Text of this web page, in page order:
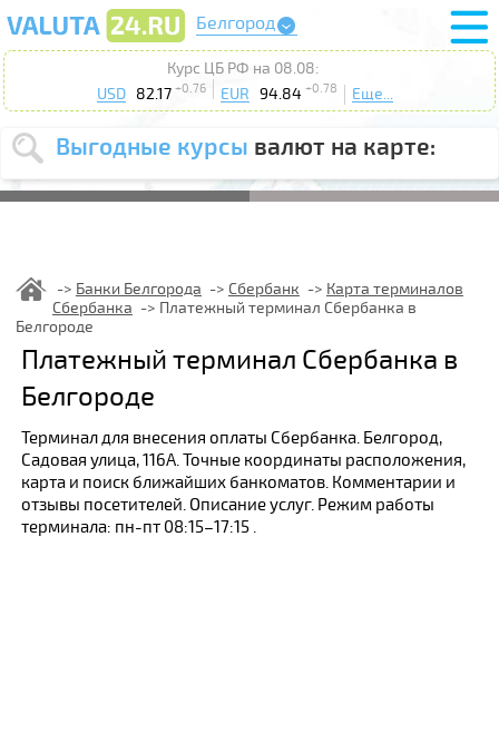
Белгород
Курс ЦБ РФ на 08.08:
USD
82.17 +0.76 EUR 94.84 +0.78 Еще...
Выгодные курсы валют на карте:
Выберите
USD EUR
курс от
Выберите
действие
Банки Белгорода Сбербанк
Карта терминалов
Сбербанка
Платежный терминал Сбербанка в
Белгороде
Платежный терминал Сбербанка в
Белгороде
Терминал для внесения оплаты Сбербанка. Белгород,
Садовая улица, 116А. Точные координаты расположения,
карта и поиск ближайших банкоматов. Комментарии и
отзывы посетителей. Описание услуг. Режим работы
терминала: пн-пт 08:15–17:15 .